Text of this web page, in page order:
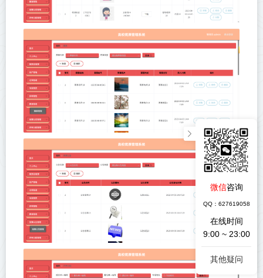
微信咨询
QQ：627619058
在线时间
9:00 ~ 23:00
其他疑问